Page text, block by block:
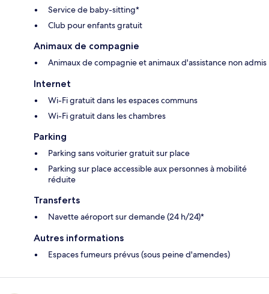
Service de baby-sitting*
Club pour enfants gratuit
Animaux de compagnie
Animaux de compagnie et animaux d'assistance non admis
Internet
Wi-Fi gratuit dans les espaces communs
Wi-Fi gratuit dans les chambres
Parking
Parking sans voiturier gratuit sur place
Parking sur place accessible aux personnes à mobilité
réduite
Transferts
Navette aéroport sur demande (24 h/24)*
Autres informations
Espaces fumeurs prévus (sous peine d'amendes)